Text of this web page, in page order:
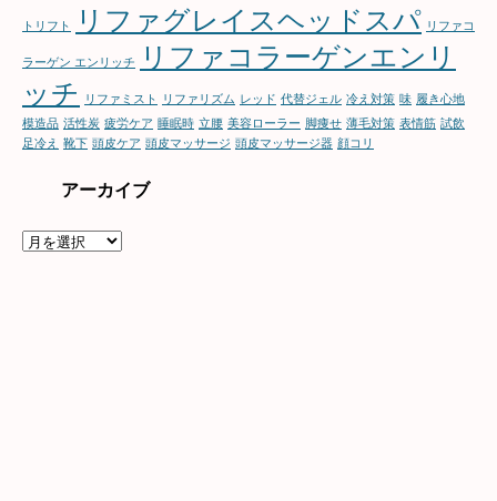
トリフト リファグレイスヘッドスパ リファコ
ラーゲン エンリッチ
リファコラーゲンエンリ
ッチ
リファミスト リファリズム レッド 代替ジェル 冷え対策 味 履き心地
模造品 活性炭 疲労ケア 睡眠時 立腰 美容ローラー 脚痩せ 薄毛対策 表情筋 試飲
足冷え 靴下 頭皮ケア 頭皮マッサージ 頭皮マッサージ器 顔コリ
アーカイブ
ア